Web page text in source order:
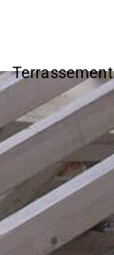
Terrassement